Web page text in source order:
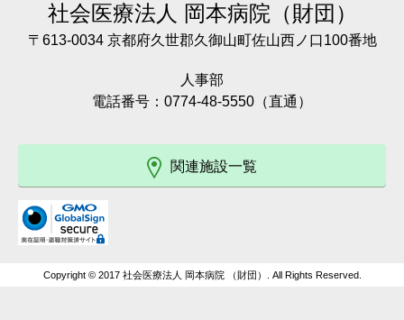
社会医療法人 岡本病院（財団）
〒613-0034 京都府久世郡久御山町佐山西ノ口100番地
人事部
電話番号：0774-48-5550（直通）
関連施設一覧
Copyright © 2017 社会医療法人 岡本病院 （財団）. All Rights Reserved.